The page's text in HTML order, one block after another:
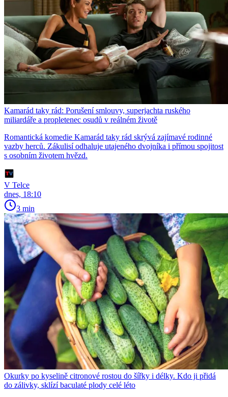
Kamarád taky rád: Porušení smlouvy, superjachta ruského
miliardáře a propletenec osudů v reálném životě
Romantická komedie Kamarád taky rád skrývá zajímavé rodinné
vazby herců. Zákulisí odhaluje utajeného dvojníka i přímou spojitost
s osobním životem hvězd.
V Telce
dnes, 18:10
3 min
Okurky po kyselině citronové rostou do šířky i délky. Kdo ji přidá
do zálivky, sklízí baculaté plody celé léto